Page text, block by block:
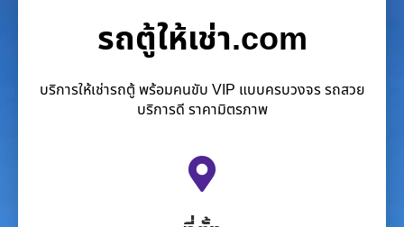
รถตู้ให้เช่า.com
บริการให้เช่ารถตู้ พร้อมคนขับ VIP แบบครบวงจร รถสวย
บริการดี ราคามิตรภาพ